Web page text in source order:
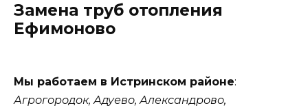
Замена труб отопления
Ефимоново
Мы работаем в Истринском районе:
Агрогородок, Адуево, Александрово,